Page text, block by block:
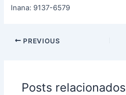
Inana: 9137-6579
PREVIOUS
Posts relacionados